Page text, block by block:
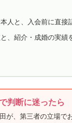
人と、入会前に直接
紹介・成婚の実績
判断に迷ったら
が、第三者の立場で